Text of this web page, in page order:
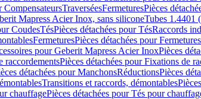
CompensateursTraverséesFermeturesPièces
Mapress Acier Inox, sans siliconeTubes 1.4401
CoudesTésPièces détachées pour TésRaccords
FermeturesPièces détachées pour Fermetures
pour Geberit Mapress Acier InoxPièces
raccordementsPièces détachées pour Fixations de
détachées pour ManchonsRéductionsPièces
Transitions et raccords, démontables
chauffagePièces détachées pour Tés pour